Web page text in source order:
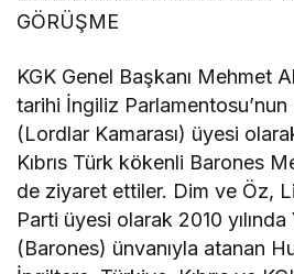
GÖRÜŞME
KGK Genel Başkanı Mehmet
tarihi İngiliz
(Lordlar Kamarası) üyesi
Kıbrıs Türk kökenli Barones
de ziyaret ettiler. Dim ve Öz,
Parti üyesi olarak 2010
(Barones) ünvanıyla atanan